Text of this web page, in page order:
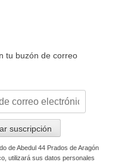
tu buzón de correo
de Abedul 44 Prados de Aragón
utilizará sus datos personales